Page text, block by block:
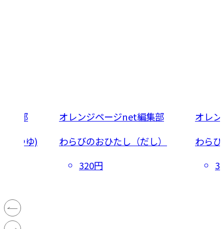
集部
んつゆ)
オレンジページnet編集部
わらびのおひたし（だし）
320円
オレ
わら